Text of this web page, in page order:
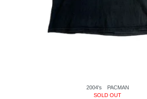
2004's PACMAN
SOLD OUT